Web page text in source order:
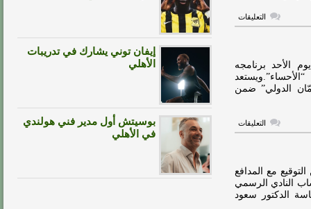
التعليقاتعلى
رينارد
أمام
الإمارات
مغلقة
الأحد برنامجه
الدولي” ضمن
التعليقاتعلى
الأحمد
مغلقةمع المدافع
النادي الرسمي
الدكتور سعود
إيفان توني يشارك في تدريبات
الأهلي
بوسيتش أول مدير فني هولندي
في الأهلي